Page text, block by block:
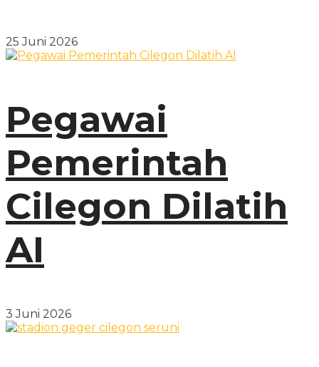
25 Juni 2026
Pegawai
Pemerintah
Cilegon Dilatih
AI
3 Juni 2026